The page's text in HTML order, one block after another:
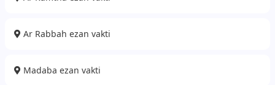
Ar Rabbah ezan vakti
Madaba ezan vakti